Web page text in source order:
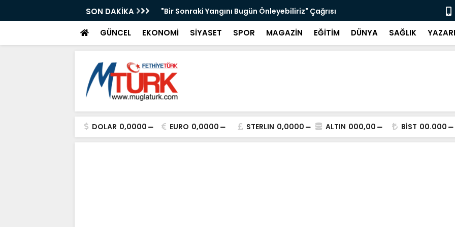
SON DAKİKA
"Bir Sonraki Yangını Bugün Önleyebiliriz" Çağrısı Selahattin Sapmaz'ın Adı Menteşe'de
GÜNCEL EKONOMİ SİYASET SPOR MAGAZİN EĞİTİM DÜNYA SAĞLIK
DOLAR 0,0000 EURO 0,0000 STERLIN 0,0000 ALTIN 000,00 BİST 00.000